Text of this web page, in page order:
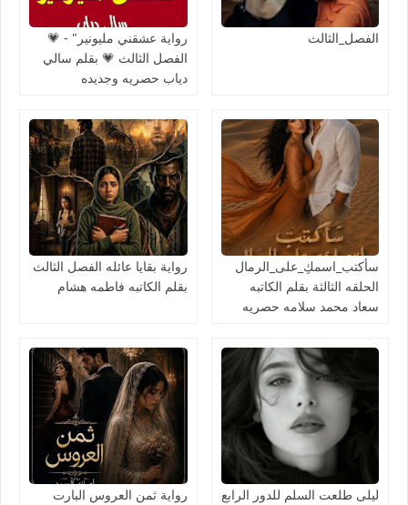
الفصل_الثالث
رواية عشقني مليونير" - 💗
الفصل الثالث 💗 بقلم سالي
دياب حصريه وجديده
سأكتب_اسمكِ_على_الرمال
الحلقه الثالثة بقلم الكاتبه
سعاد محمد سلامه حصريه
رواية بقايا عائله الفصل الثالث
بقلم الكاتبه فاطمه هشام
ليلى طلعت السلم للدور الرابع
رواية ثمن العروس البارت